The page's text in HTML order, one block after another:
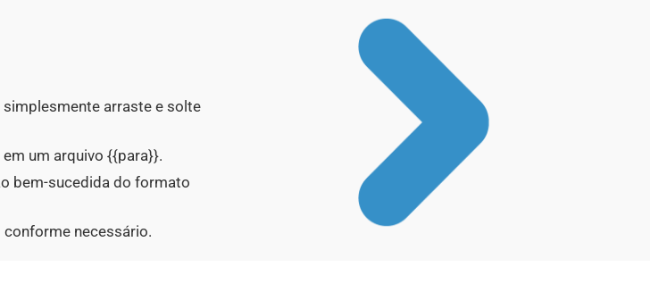
simplesmente arraste e solte
um arquivo {{para}}.
bem-sucedida do formato
necessário.